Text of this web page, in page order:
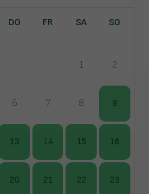
DO FR SA SO
1 2
6 7 8 9
13 14 15 16
20 21 22 23